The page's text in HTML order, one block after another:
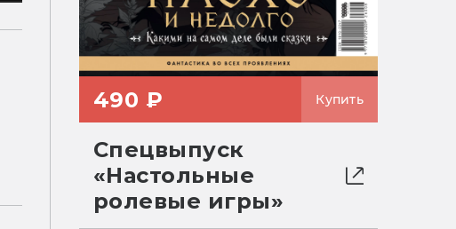
490 ₽ Купить
Спецвыпуск
«Настольные
ролевые игры»